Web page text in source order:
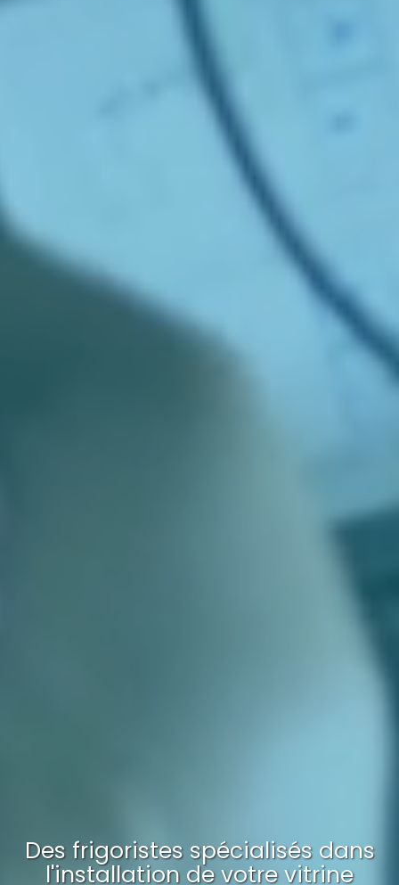
Des frigoristes spécialisés dans
l'installation de votrevitrine